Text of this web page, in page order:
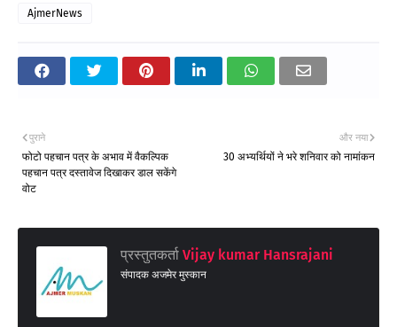
AjmerNews
और नया
30 अभ्यर्थियों ने भरे शनिवार को नामांकन
पुराने
फोटो पहचान पत्र के अभाव में वैकल्पिक
पहचान पत्र दस्तावेज दिखाकर डाल सकेंगे
वोट
प्रस्तुतकर्ता Vijay kumar Hansrajani
संपादक अजमेर मुस्कान